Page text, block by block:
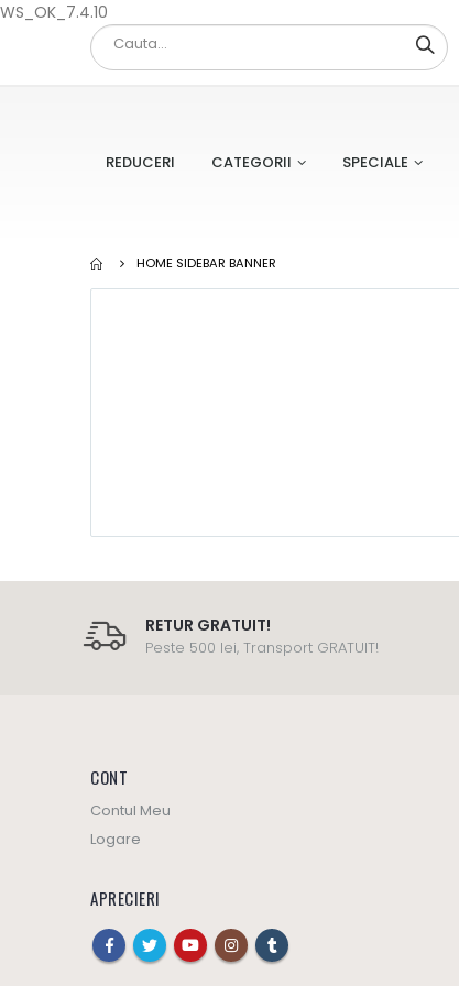
WS_OK_7.4.10
REDUCERI CATEGORII SPECIALE
HOME SIDEBAR BANNER
RETUR GRATUIT!
Peste 500 lei, Transport GRATUIT!
CONT
Contul Meu
Logare
APRECIERI